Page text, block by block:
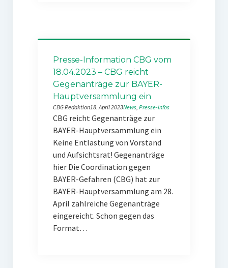
Presse-Information CBG vom
18.04.2023 – CBG reicht
Gegenanträge zur BAYER-
Hauptversammlung ein
CBG Redaktion18. April 2023News, Presse-Infos
CBG reicht Gegenanträge zur
BAYER-Hauptversammlung ein
Keine Entlastung von Vorstand
und Aufsichtsrat! Gegenanträge
hier Die Coordination gegen
BAYER-Gefahren (CBG) hat zur
BAYER-Hauptversammlung am 28.
April zahlreiche Gegenanträge
eingereicht. Schon gegen das
Format…